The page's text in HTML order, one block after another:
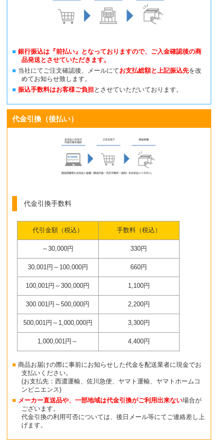
銀行振込は『前払い』となっておりますので、ご入金確認後の商
品発送とさせていただきます。
当社にてご注文確認後、メールにてお支払総額と上記振込先を改
めてお知らせ致します。
振込手数料はお客様ご負担とさせていただいております。
代金引換（後払い）
代金引換手数料
代引金額（税込） 手数料（税込）
～30,000円 330円
30,001円～100,000円 660円
100,001円～300,000円 1,100円
300.001円～500,000円 2,200円
500,001円～1,000,000円 3,300円
1,000,001円～ 4,400円
商品お届けの際に事前にお知らせした代金を配送業者に現金でお
支払いください。
(お支払先：西濃運輸、佐川急便、ヤマト運輸、ヤマトホームコ
ンビニエンス)
メーカー直送品や、一部地域は代金引換がご利用出来ない場合が
ございます。
代金引換の利用可否については、後日メール等にてご連絡差し上
げます。